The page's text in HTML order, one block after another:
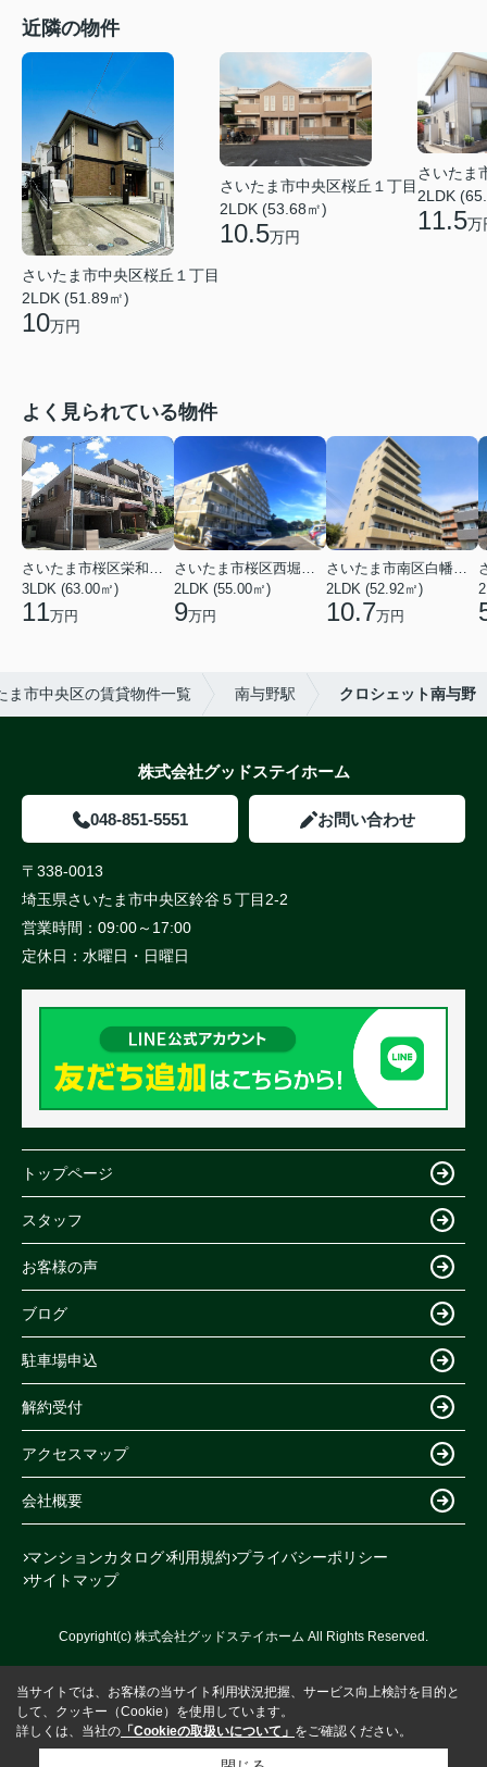
近隣の物件
さいたま市中央区桜丘１丁目
2LDK (51.89㎡)
10万円
さいたま市中央区桜丘１丁目
2LDK (53.68㎡)
10.5万円
さいたま
2LDK
11.5万
よく見られている物件
3LDK (63.00㎡)
11万円
2LDK (55.00㎡)
9万円
2LDK (52.92㎡)
10.7万円
ま市中央区の賃貸物件一覧 南与野駅 クロシェット南与野
株式会社グッドステイホーム
048-851-5551 お問い合わせ
〒338-0013
埼玉県さいたま市中央区鈴谷５丁目2-2
営業時間： 09:00～17:00
定休日： 水曜日・日曜日
トップページ
スタッフ
お客様の声
ブログ
駐車場申込
解約受付
アクセスマップ
会社概要
マンションカタログ 利用規約 プライバシーポリシー
サイトマップ
Copyright(c) 株式会社グッドステイホーム All Rights Reserved.
当サイトでは、お客様の当サイト利用状況把握、サービス向上検討を目的と
して、クッキー（Cookie）を使用しています。
詳しくは、当社の 「Cookieの取扱いについて」 をご確認ください。